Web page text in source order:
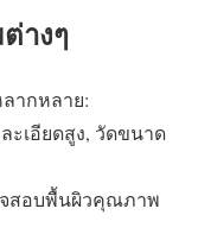
างๆ
ากหลาย:
ะเอียดสูง, วัดขนาด
จสอบพื้นผิวคุณภาพ